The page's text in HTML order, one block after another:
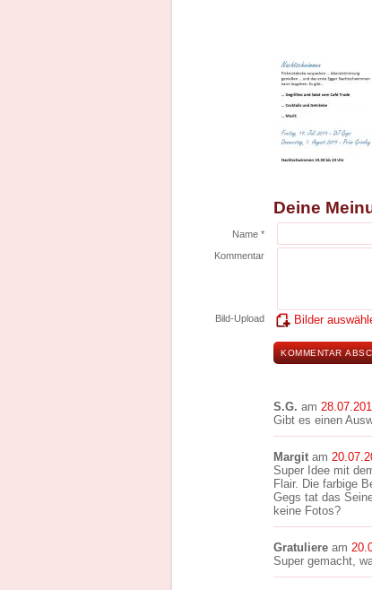
Deine
Name *
Kommentar
Bild-Upload Bilder
S.G. am
Gibt es einen
Margit am
Super Idee mit
Flair. Die farbige
Gegs tat das
keine Fotos?
Gratuliere am
Super gemacht,